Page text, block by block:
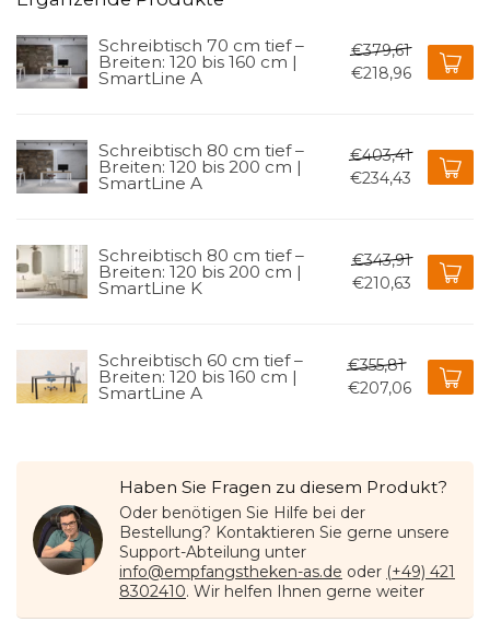
Schreibtisch 70 cm tief –
Breiten: 120 bis 160 cm |
SmartLine A
€379,61
€218,96
Schreibtisch 80 cm tief –
Breiten: 120 bis 200 cm |
SmartLine A
€403,41
€234,43
Schreibtisch 80 cm tief –
Breiten: 120 bis 200 cm |
SmartLine K
€343,91
€210,63
Schreibtisch 60 cm tief –
Breiten: 120 bis 160 cm |
SmartLine A
€355,81
€207,06
Haben Sie Fragen zu diesem Produkt?
Oder benötigen Sie Hilfe bei der
Bestellung? Kontaktieren Sie gerne unsere
Support-Abteilung unter
info@empfangstheken-as.de oder (+49) 421
8302410. Wir helfen Ihnen gerne weiter